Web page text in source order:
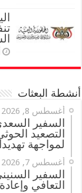
أنشطة البعثات
أغسطس 8, 2026
السفير
التصعيد
لمواجهة
أغسطس 7, 2026
السفير
التعافي